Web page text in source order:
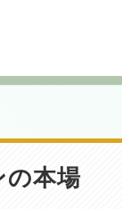
の本場